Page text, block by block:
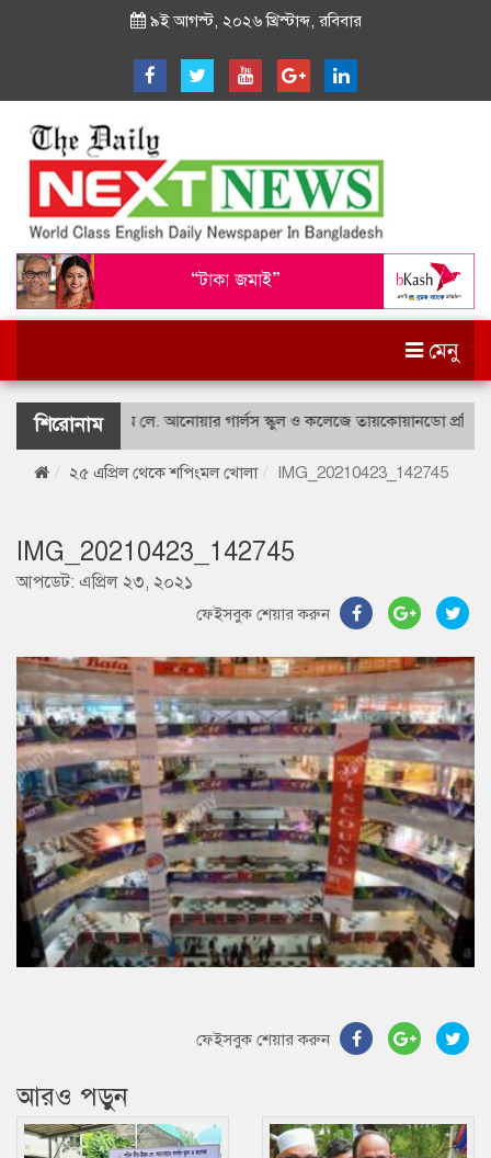
৯ই আগস্ট, ২০২৬ খ্রিস্টাব্দ, রবিবার
মেনু
শিরোনাম
শহীদ বীর উত্তম লে. আনোয়ার গার্লস স্কুল ও কলেজে তায়কোয়ানডো
২৫ এপ্রিল থেকে শপিংমল খোলা IMG_20210423_142745
IMG_20210423_142745
আপডেট: এপ্রিল ২৩, ২০২১
ফেইসবুক শেয়ার করুন
ফেইসবুক শেয়ার করুন
আরও পড়ুন